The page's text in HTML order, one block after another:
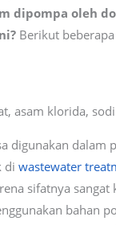
dipompa oleh
Berikut
asam klorida,
digunakan dalam
di wastewater
sifatnya sangat
bahan